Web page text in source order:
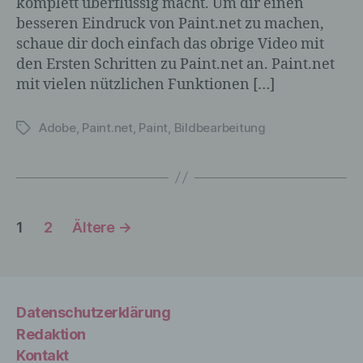
besseren Eindruck von Paint.net zu machen,
schaue dir doch einfach das obrige Video mit
den Ersten Schritten zu Paint.net an. Paint.net
mit vielen nützlichen Funktionen […]
Schlagwörter
Adobe, Paint.net, Paint, Bildbearbeitung
Seitennummerierung
1 2 Ältere →
Datenschutzerklärung
Redaktion
Kontakt
spezifischen betroffenen Person
zugeordnet werden können, sofern diese
zusätzlichen Informationen gesondert
aufbewahrt werden und technischen und
organisatorischen Maßnahmen
identifizierten oder identifizierbaren
g) Verantwortlicher oder für die
Verarbeitung Verantwortlicher
juristische Person, Behörde, Einrichtung
oder andere Stelle, die allein oder
gemeinsam mit anderen über die Zwecke